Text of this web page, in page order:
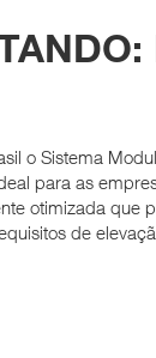
o Sistema
para as
otimizada que
de